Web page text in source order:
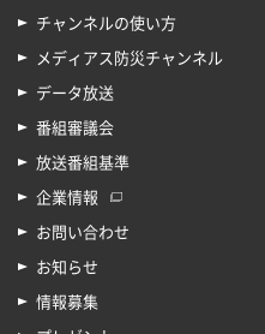
チャンネルの使い方
メディアス防災チャンネル
データ放送
番組審議会
放送番組基準
企業情報
お問い合わせ
お知らせ
情報募集